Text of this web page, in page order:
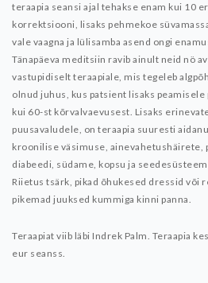
teraapia seansi ajal tehakse enam kui 10
korrektsiooni, lisaks pehmekoe
vale vaagna ja lülisamba asend ongi
Tänapäeva meditsiin ravib ainult neid nö
vastupidiselt teraapiale, mis tegeleb
olnud juhus, kus patsient lisaks
kui 60-st kõrvalvaevusest. Lisaks
puusavaludele, on teraapia suuresti
kroonilise väsimuse, ainevahetushäirete,
diabeedi, südame, kopsu ja
Riietus tsärk, pikad õhukesed dressid või
pikemad juuksed kummiga kinni panna.
Teraapiat viib läbi Indrek Palm. Teraapia
eur seanss.